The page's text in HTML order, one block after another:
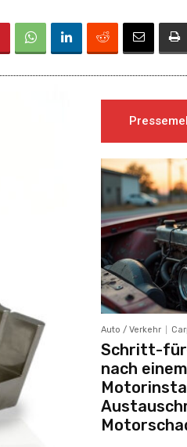
Auto / Verkehr
Schritt-
nach